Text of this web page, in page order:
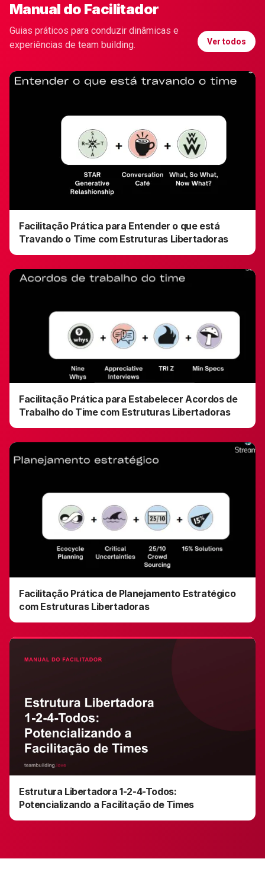
Manual do Facilitador
Guias práticos para conduzir dinâmicas e
experiências de team building.
Ver todos
Facilitação Prática para Entender o que está
Travando o Time com Estruturas Libertadoras
Facilitação Prática para Estabelecer Acordos de
Trabalho do Time com Estruturas Libertadoras
Facilitação Prática de Planejamento Estratégico
com Estruturas Libertadoras
Estrutura Libertadora 1-2-4-Todos:
Potencializando a Facilitação de Times